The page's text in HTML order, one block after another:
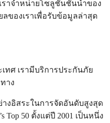
ราจำหน่ายโซลูชันชั้นนำของ
ลของเราเพื่อรับข้อมูลล่าสุด
ทศ เรามีบริการประกันภัย
าง
งอิสระในการจัดอันดับสูงสุด
Top 50 ตั้งแต่ปี 2001 เป็นหนึ่ง